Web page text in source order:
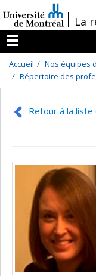
au
contenu
/La
Menu
Accueil
Nos équipes
Répertoire des
Retour à la